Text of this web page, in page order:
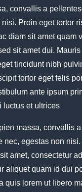
convallis a
Proin eget tortor
diam sit amet quam
sit amet dui.
tincidunt nibh
tortor eget felis
ante ipsum
luctus et ultrices
massa, convallis a
nec, egestas non nisi.
amet, consectetur
aliquet quam id dui
quis lorem ut libero